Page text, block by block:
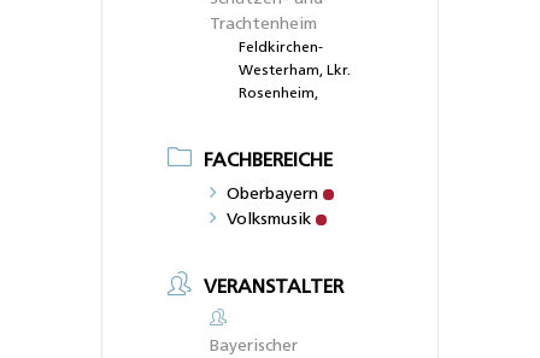
Trachtenheim
Feldkirchen-
Westerham, Lkr.
Rosenheim,
FACHBEREICHE
Oberbayern
Volksmusik
VERANSTALTER
Bayerischer